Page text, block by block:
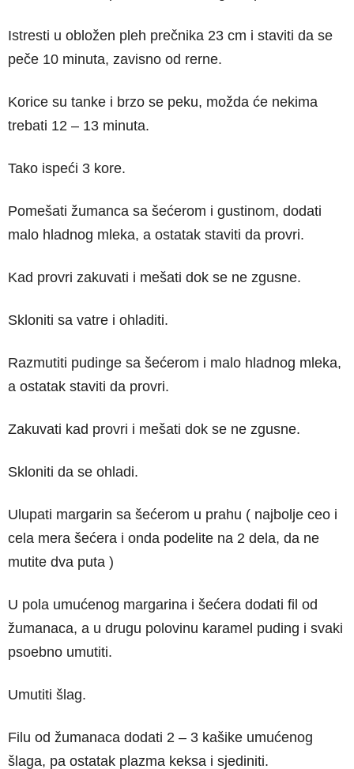
Istresti u obložen pleh prečnika 23 cm i staviti da se
peče 10 minuta, zavisno od rerne.
Korice su tanke i brzo se peku, možda će nekima
trebati 12 – 13 minuta.
Tako ispeći 3 kore.
Pomešati žumanca sa šećerom i gustinom, dodati
malo hladnog mleka, a ostatak staviti da provri.
Kad provri zakuvati i mešati dok se ne zgusne.
Skloniti sa vatre i ohladiti.
Razmutiti pudinge sa šećerom i malo hladnog mleka,
a ostatak staviti da provri.
Zakuvati kad provri i mešati dok se ne zgusne.
Skloniti da se ohladi.
Ulupati margarin sa šećerom u prahu ( najbolje ceo i
cela mera šećera i onda podelite na 2 dela, da ne
mutite dva puta )
U pola umućenog margarina i šećera dodati fil od
žumanaca, a u drugu polovinu karamel puding i svaki
psoebno umutiti.
Umutiti šlag.
Filu od žumanaca dodati 2 – 3 kašike umućenog
šlaga, pa ostatak plazma keksa i sjediniti.